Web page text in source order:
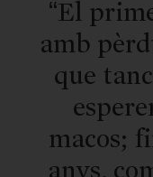
“El
amb
que
macos;
anys,